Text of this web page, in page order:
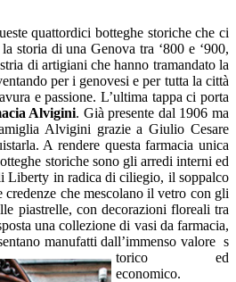
quattordici botteghe storiche che ci
storia di una Genova tra ‘800 e ‘900,
di artigiani che hanno tramandato la
per i genovesi e per tutta la città
e passione. L’ultima tappa ci porta
Alvigini. Già presente dal 1906 ma
Alvigini grazie a Giulio Cesare
A rendere questa farmacia unica
storiche sono gli arredi interni ed
Liberty in radica di ciliegio, il soppalco
credenze che mescolano il vetro con gli
piastrelle, con decorazioni floreali tra
una collezione di vasi da farmacia,
manufatti dall’immenso valore s
torico ed
economico.